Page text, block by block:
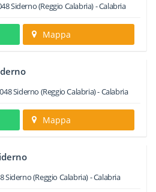
Siderno(Reggio Calabria) -Calabria
Mappa
Siderno (Reggio Calabria) -Calabria
Mappa
Siderno(Reggio Calabria) -Calabria